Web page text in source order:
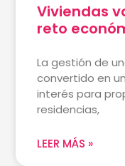
Viviendas
reto
La gestión de
convertido en
interés para
residencias,
LEER MÁS »